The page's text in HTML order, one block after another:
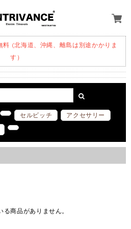
(北海道、沖縄、離島は別途かかりま
す）
セルビッチ
アクセサリー
る商品がありません。